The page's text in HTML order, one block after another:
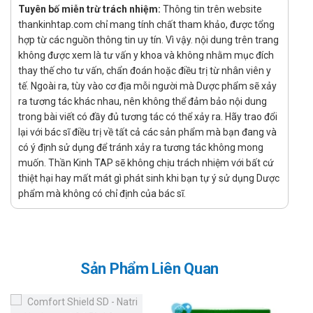
Mekotricin.
Tác dụng phụ của thuốc Mekotricin
Thuốc Mekotricin thông thường ít gây ra tác dụng phụ ở
liều điều trị. 1 số tác dụng phụ ngời dùng có thể gặp phải
trong quá trình sử dụng thuốc là phản ứng quá mẫn, dị
ứng, mẩn ngứa, mụn nhọt, phát ban đỏ, nổi mề đay, ngứa
rát vòm họng.
Cảnh báo khi sử dụng
Đọc kĩ hướng dẫn được ghi trên nhãn thuốc trước khi sử
dụng thuốc Mekotricin để nắm được các thông tin bao
thuốc quá 10 ngày.
Cách bảo quản
Tuyên bố miễn trừ trách nhiệm: Thông tin trên website
thankinhtap.com chỉ mang tính chất tham khảo, được tổng
hợp từ các nguồn thông tin uy tín. Vì vậy. nội dung trên trang
không được xem là tư vấn y khoa và không nhằm mục đích
thay thế cho tư vấn, chẩn đoán hoặc điều trị từ nhân viên y
tế. Ngoài ra, tùy vào cơ địa mỗi người mà Dược phẩm sẽ xảy
ra tương tác khác nhau, nên không thể đảm bảo nội dung
trong bài viết có đầy đủ tương tác có thể xảy ra. Hãy trao đổi
lại với bác sĩ điều trị về tất cả các sản phẩm mà bạn đang và
có ý định sử dụng để tránh xảy ra tương tác không mong
muốn. Thần Kinh TAP sẽ không chịu trách nhiệm với bất cứ
thiệt hại hay mất mát gì phát sinh khi bạn tự ý sử dụng Dược
phẩm mà không có chỉ định của bác sĩ.
Sản Phẩm Liên Quan